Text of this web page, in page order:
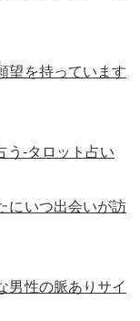
望を持っています
う-タロット占い
にいつ出会いが訪
男性の脈ありサイ